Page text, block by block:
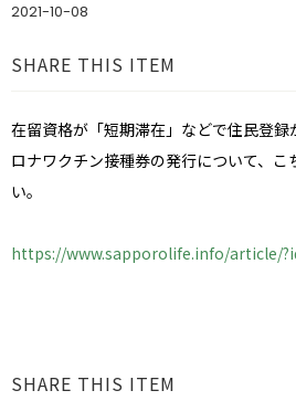
2021-10-08
SHARE THIS ITEM
在留資格が「短期滞在」などで住民登録
ロナワクチン接種券の発行について、
い。
https://www.sapporolife.info/article/
SHARE THIS ITEM